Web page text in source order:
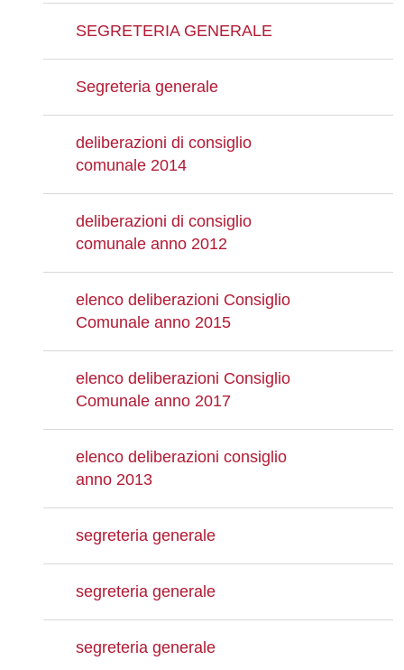
SEGRETERIA GENERALE
Segreteria generale
deliberazioni di consiglio
comunale 2014
deliberazioni di consiglio
comunale anno 2012
elenco deliberazioni Consiglio
Comunale anno 2015
elenco deliberazioni Consiglio
Comunale anno 2017
elenco deliberazioni consiglio
anno 2013
segreteria generale
segreteria generale
segreteria generale